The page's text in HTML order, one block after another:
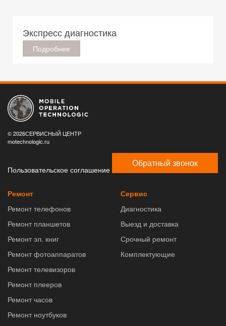
Экспресс диагностика
Подробнее
© 2026СЕРВИСНЫЙ ЦЕНТР
motechnologic.ru
Пользовательское соглашение
Обратный звонок
Ремонт
Ремонт телефонов
Ремонт планшетов
Ремонт эл. книг
Ремонт фотоаппаратов
Ремонт телевизоров
Ремонт плееров
Ремонт часов
Ремонт ноутбуков
Сервис
Диагностика
Выезд и доставка
Срочный ремонт
Комплектующие